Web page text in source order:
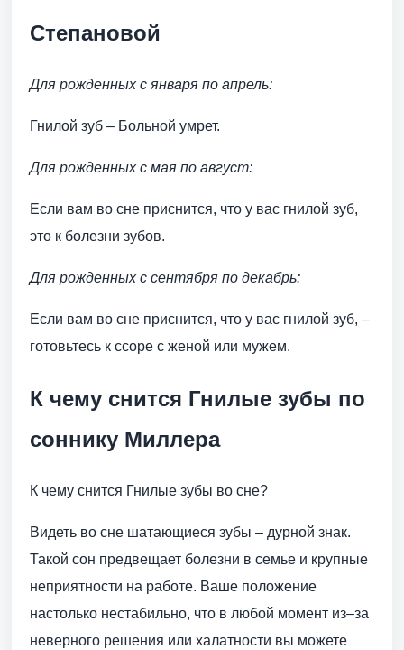
Степановой
Для рожденных с января по апрель:
Гнилой зуб – Больной умрет.
Для рожденных с мая по август:
Если вам во сне приснится, что у вас гнилой зуб,
это к болезни зубов.
Для рожденных с сентября по декабрь:
Если вам во сне приснится, что у вас гнилой зуб, –
готовьтесь к ссоре с женой или мужем.
К чему снится Гнилые зубы по
соннику Миллера
К чему снится Гнилые зубы во сне?
Видеть во сне шатающиеся зубы – дурной знак.
Такой сон предвещает болезни в семье и крупные
неприятности на работе. Ваше положение
настолько нестабильно, что в любой момент из–за
неверного решения или халатности вы можете